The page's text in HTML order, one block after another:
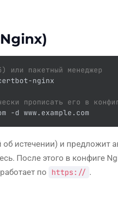
или пакетный менеджер
nginx
прописать его в
d www.example.com
истечении) и предложит
После этого в конфиге
по https:// .